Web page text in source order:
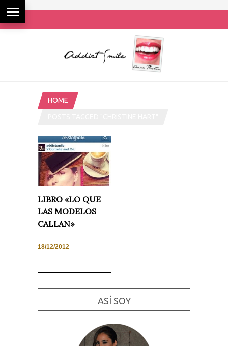
HOME
LIBRO «LO QUE
LAS MODELOS
CALLAN»
18/12/2012
ASÍ SOY
cookies no